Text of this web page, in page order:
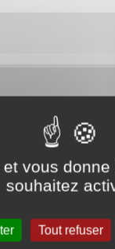
vous
souhaitez
Tout refuser